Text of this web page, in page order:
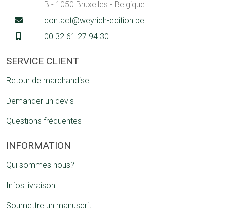
B - 1050 Bruxelles - Belgique
contact@weyrich-edition.be
00 32 61 27 94 30
SERVICE CLIENT
Retour de marchandise
Demander un devis
Questions fréquentes
INFORMATION
Qui sommes nous?
Infos livraison
Soumettre un manuscrit